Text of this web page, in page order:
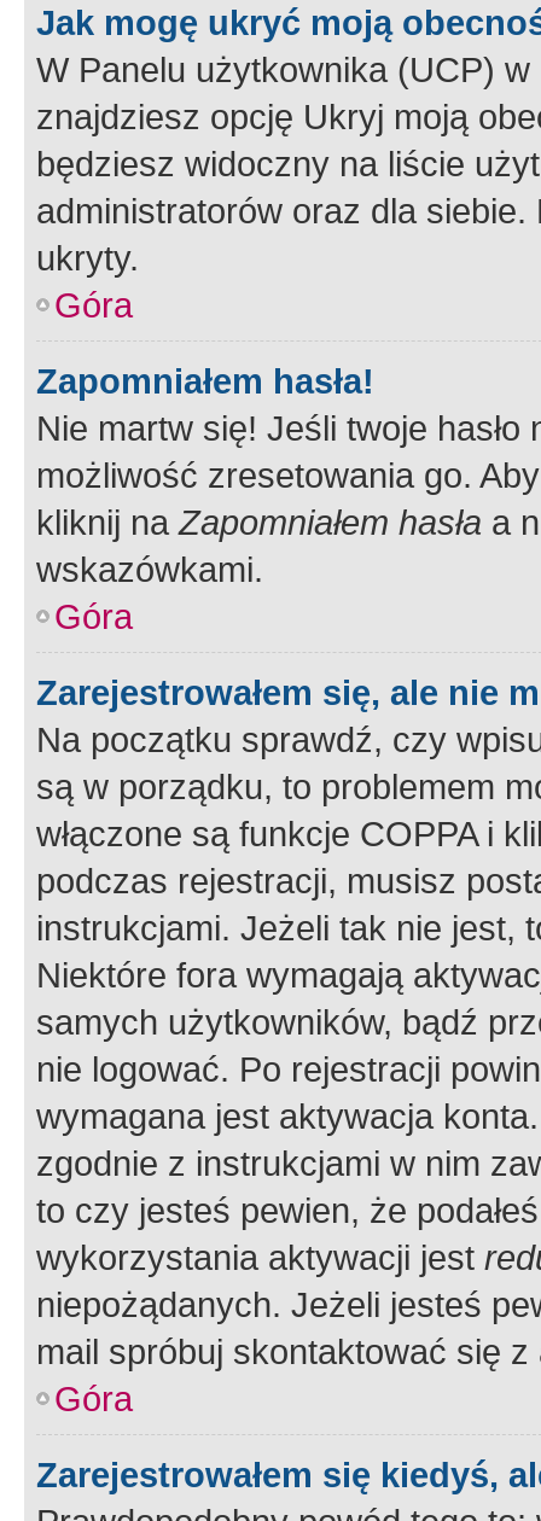
Jak mogę ukryć moją
W Panelu użytkownika (UCP) w
znajdziesz opcję Ukryj moją
będziesz widoczny na liście
administratorów oraz dla
ukryty.
Góra
Zapomniałem hasła!
Nie martw się! Jeśli twoje
możliwość zresetowania go.
kliknij naZapomniałem hasła a
wskazówkami.
Góra
Zarejestrowałem się, ale nie
Na początku sprawdź, czy
są w porządku, to problemem
włączone są funkcje COPPA i
podczas rejestracji, musisz
instrukcjami. Jeżeli tak nie jest,
Niektóre fora wymagają
samych użytkowników, bądź
nie logować. Po rejestracji
wymagana jest aktywacja
zgodnie z instrukcjami w nim
to czy jesteś pewien, że
wykorzystania aktywacji jest
niepożądanych. Jeżeli jesteś
mail spróbuj skontaktować się
Góra
Zarejestrowałem się kiedyś,